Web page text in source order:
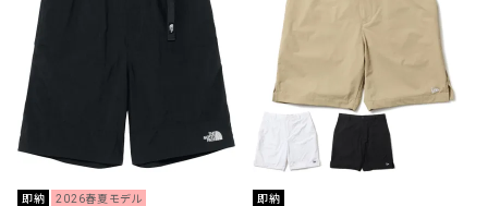
即納 2026春夏モデル 即納